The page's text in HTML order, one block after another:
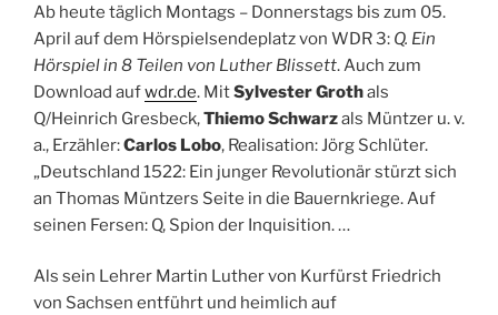
Ab heute täglich Montags – Donnerstags bis zum 05.
April auf dem Hörspielsendeplatz von WDR 3: Q. Ein
Hörspiel in 8 Teilen von Luther Blissett. Auch zum
Download aufwdr.de. MitSylvester Grothals
Q/Heinrich Gresbeck,Thiemo Schwarzals Müntzer u. v.
a., Erzähler:Carlos Lobo, Realisation: Jörg Schlüter.
„Deutschland 1522: Ein junger Revolutionär stürzt sich
an Thomas Müntzers Seite in die Bauernkriege. Auf
seinen Fersen: Q, Spion der Inquisition. …
Als sein Lehrer Martin Luther von Kurfürst Friedrich
von Sachsen entführt und heimlich auf